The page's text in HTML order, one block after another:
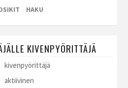
HAKU
KIVENPYÖRITTÄJÄ
kivenpyörittäjä
aktiivinen